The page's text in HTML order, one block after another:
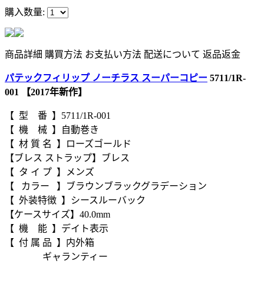
購入数量:
商品詳細 購買方法 お支払い方法 配送について 返品返金
パテックフィリップ ノーチラス スーパーコピー 5711/1R-
001 【2017年新作】
【 型 番 】5711/1R-001
【 機 械 】自動巻き
【 材 質 名 】ローズゴールド
【ブレス ストラップ】ブレス
【 タ イ プ 】メンズ
【 カラー 】ブラウンブラックグラデーション
【 外装特徴 】シースルーバック
【ケースサイズ】40.0mm
【 機 能 】デイト表示
【 付 属 品 】内外箱
ギャランティー